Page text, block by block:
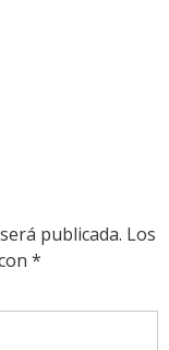
publicada. Los
*